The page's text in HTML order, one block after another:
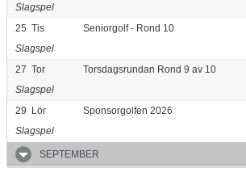
Slagspel
25 Tis
Seniorgolf - Rond 10
Slagspel
27 Tor
Torsdagsrundan Rond 9 av 10
Slagspel
29 Lör
Sponsorgolfen 2026
Slagspel
SEPTEMBER